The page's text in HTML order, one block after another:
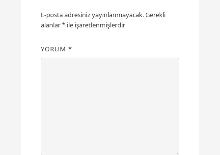
E-posta adresiniz yayınlanmayacak.Gerekli
alanlar*ile işaretlenmişlerdir
YORUM *